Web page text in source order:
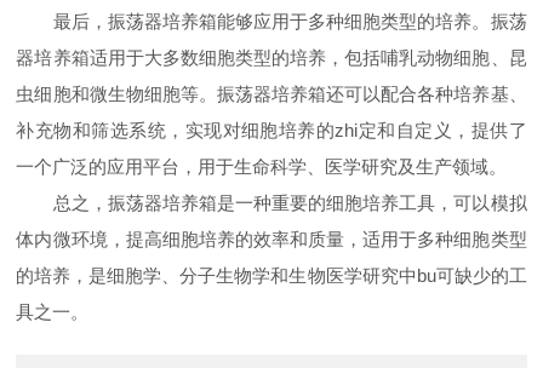
最后，振荡器培养箱能够应用于多种细胞类型的培养。振荡
器培养箱适用于大多数细胞类型的培养，包括哺乳动物细胞、昆
虫细胞和微生物细胞等。振荡器培养箱还可以配合各种培养基、
补充物和筛选系统，实现对细胞培养的zhi定和自定义，提供了
一个广泛的应用平台，用于生命科学、医学研究及生产领域。
总之，振荡器培养箱是一种重要的细胞培养工具，可以模拟
体内微环境，提高细胞培养的效率和质量，适用于多种细胞类型
的培养，是细胞学、分子生物学和生物医学研究中bu可缺少的工
具之一。